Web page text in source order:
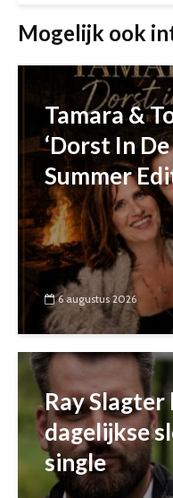
Mogelijk ook
Tamara &
‘Dorst In
Summer
6 augustus 2026
Ray
dagelijkse
single